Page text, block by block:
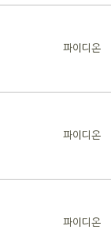
파이디온
파이디온
파이디온